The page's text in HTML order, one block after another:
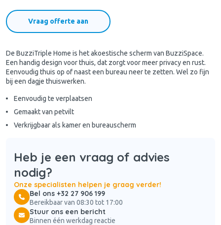
Vraag offerte aan
De BuzziTriple Home is het akoestische scherm van BuzziSpace.
Een handig design voor thuis, dat zorgt voor meer privacy en rust.
Eenvoudig thuis op of naast een bureau neer te zetten. Wel zo fijn
bij een dagje thuiswerken.
Eenvoudig te verplaatsen
Gemaakt van petvilt
Verkrijgbaar als kamer en bureauscherm
Heb je een vraag of advies
nodig?
Onze specialisten helpen je graag verder!
Bel ons +32 27 906 199
Bereikbaar van 08:30 tot 17:00
Stuur ons een bericht
Binnen één werkdag reactie